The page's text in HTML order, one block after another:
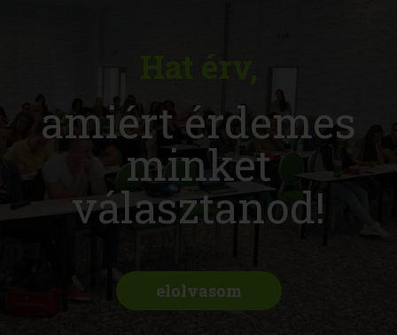
Hat érv,
amiért érdemes
minket
választanod!
elolvasom